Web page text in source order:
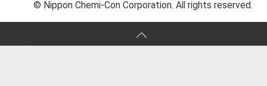
© Nippon Chemi-Con Corporation. All rights reserved.